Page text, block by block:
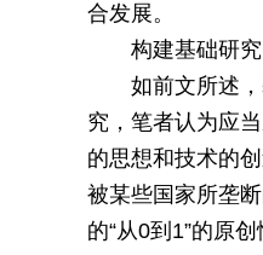
合发展。
构建基础研
如前文所述
究，笔者认为应
的思想和技术的
被某些国家所垄
的“从0到1”的原